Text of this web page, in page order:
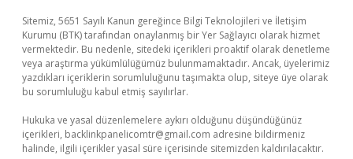
Sitemiz, 5651 Sayılı Kanun gereğince Bilgi Teknolojileri ve İletişim
Kurumu (BTK) tarafından onaylanmış bir Yer Sağlayıcı olarak hizmet
vermektedir. Bu nedenle, sitedeki içerikleri proaktif olarak denetleme
veya araştırma yükümlülüğümüz bulunmamaktadır. Ancak, üyelerimiz
yazdıkları içeriklerin sorumluluğunu taşımakta olup, siteye üye olarak
bu sorumluluğu kabul etmiş sayılırlar.
Hukuka ve yasal düzenlemelere aykırı olduğunu düşündüğünüz
içerikleri, backlinkpanelicomtr@gmail.com adresine bildirmeniz
halinde, ilgili içerikler yasal süre içerisinde sitemizden kaldırılacaktır.